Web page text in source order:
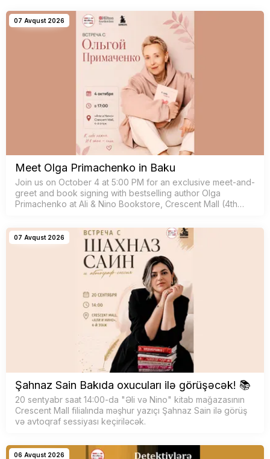
07 Avqust 2026
Meet Olga Primachenko in Baku
Join us on October 4 at 5:00 PM for an exclusive meet-and-
greet and book signing with bestselling author Olga
Primachenko at Ali & Nino Bookstore, Crescent Mall (4th
07 Avqust 2026
Şahnaz Sain Bakıda oxucuları ilə görüşəcək! 📚
20 sentyabr saat 14:00-da "Əli və Nino" kitab mağazasının
Crescent Mall filialında məşhur yazıçı Şahnaz Sain ilə görüş
və avtoqraf sessiyası keçiriləcək.
06 Avqust 2026